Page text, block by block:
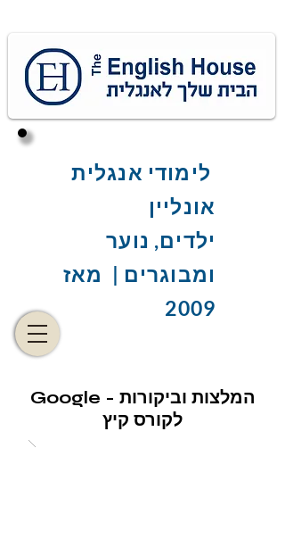
לימודי אנגלית
אונליין
ילדים, נוער
ומבוגרים | מאז
2009
Google - המלצות וביקורות
לקורס קיץ